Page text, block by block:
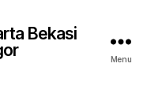
Bekasi
Menu